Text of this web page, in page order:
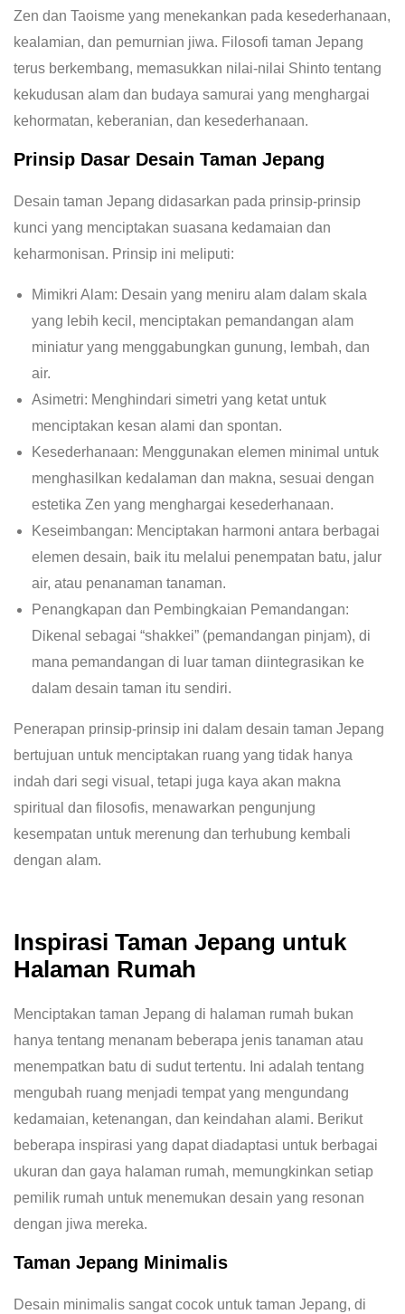
Zen dan Taoisme yang menekankan pada kesederhanaan,
kealamian, dan pemurnian jiwa. Filosofi taman Jepang
terus berkembang, memasukkan nilai-nilai Shinto tentang
kekudusan alam dan budaya samurai yang menghargai
kehormatan, keberanian, dan kesederhanaan.
Prinsip Dasar Desain Taman Jepang
Desain taman Jepang didasarkan pada prinsip-prinsip
kunci yang menciptakan suasana kedamaian dan
keharmonisan. Prinsip ini meliputi:
Mimikri Alam: Desain yang meniru alam dalam skala
yang lebih kecil, menciptakan pemandangan alam
miniatur yang menggabungkan gunung, lembah, dan
air.
Asimetri: Menghindari simetri yang ketat untuk
menciptakan kesan alami dan spontan.
Kesederhanaan: Menggunakan elemen minimal untuk
menghasilkan kedalaman dan makna, sesuai dengan
estetika Zen yang menghargai kesederhanaan.
Keseimbangan: Menciptakan harmoni antara berbagai
elemen desain, baik itu melalui penempatan batu, jalur
air, atau penanaman tanaman.
Penangkapan dan Pembingkaian Pemandangan:
Dikenal sebagai “shakkei” (pemandangan pinjam), di
mana pemandangan di luar taman diintegrasikan ke
dalam desain taman itu sendiri.
Penerapan prinsip-prinsip ini dalam desain taman Jepang
bertujuan untuk menciptakan ruang yang tidak hanya
indah dari segi visual, tetapi juga kaya akan makna
spiritual dan filosofis, menawarkan pengunjung
kesempatan untuk merenung dan terhubung kembali
dengan alam.
Inspirasi Taman Jepang untuk
Halaman Rumah
Menciptakan taman Jepang di halaman rumah bukan
hanya tentang menanam beberapa jenis tanaman atau
menempatkan batu di sudut tertentu. Ini adalah tentang
mengubah ruang menjadi tempat yang mengundang
kedamaian, ketenangan, dan keindahan alami. Berikut
beberapa inspirasi yang dapat diadaptasi untuk berbagai
ukuran dan gaya halaman rumah, memungkinkan setiap
pemilik rumah untuk menemukan desain yang resonan
dengan jiwa mereka.
Taman Jepang Minimalis
Desain minimalis sangat cocok untuk taman Jepang, di